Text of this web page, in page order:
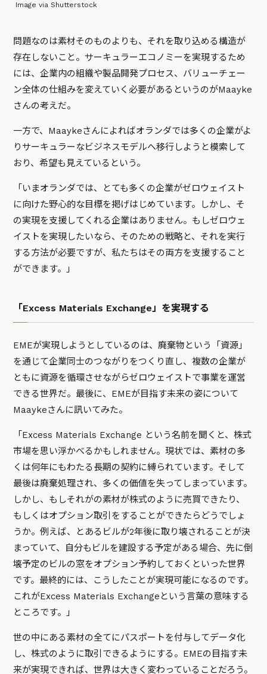
Image via Shutterstock
問題なのは素材そのものよりも、それを取り込める構造が
存在しないこと。サーキュラーエコノミーを実現するため
には、企業内の組織や製品開発プロセス、バリューチェー
ン全体の仕組みを変えていく必要があるというのがMaayke
さんの考えだ。
一方で、Maaykeさんによればオランダでは多くの企業がよ
りサーキュラーなビジネスモデルへ移行しようと模索して
おり、希望も見えているという。
「いまオランダでは、とても多くの企業がゼロウェイスト
に向けた野心的な目標を掲げはじめています。しかし、そ
の実現を支援してくれる企業はありません。もしゼロウェ
イストを実現したいなら、そのための戦略と、それを実行
する方法が必要ですが、私たちはその両方を支援すること
ができます。」
「Excess Materials Exchange」を実現する
EMEが実現しようとしているのは、廃棄物という「資源」
を通じて企業同士のつながりをつくり直し、複数の企業が
ともに資源を循環させながらゼロウェイストで事業を運営
できる世界だ。最後に、EMEが目指す未来の姿について
Maaykeさんに訊いてみた。
「Excess Materials Exchange という名前を聞くと、株式
市場を思い浮かべるかもしれません。現状では、素材の多
くは何年にもわたる長期の契約に縛られています。そして
最後は廃棄処理され、多くの価値を失ってしまっています。
しかし、もしそれがの素材が株式のように売買できたり、
もしくはオプション取引をすることができたらどうでしょ
うか。例えば、とあるビルが2年後に取り壊されることが決
まっていて、自分もビルを建設する予定がある場合、先に倒
壊予定のビルの窓をオプション予約しておくといった世界
です。最終的には、こうしたことが実現可能になるのです。
これがExcess Materials Exchangeという言葉の意味する
ところです。」
世の中にある素材の全てにパスポートを付与してデータ化
し、株式のように取引できるようにする。EMEの目指す未
来が実現できれば、世界は大きく変わっていることだろう。